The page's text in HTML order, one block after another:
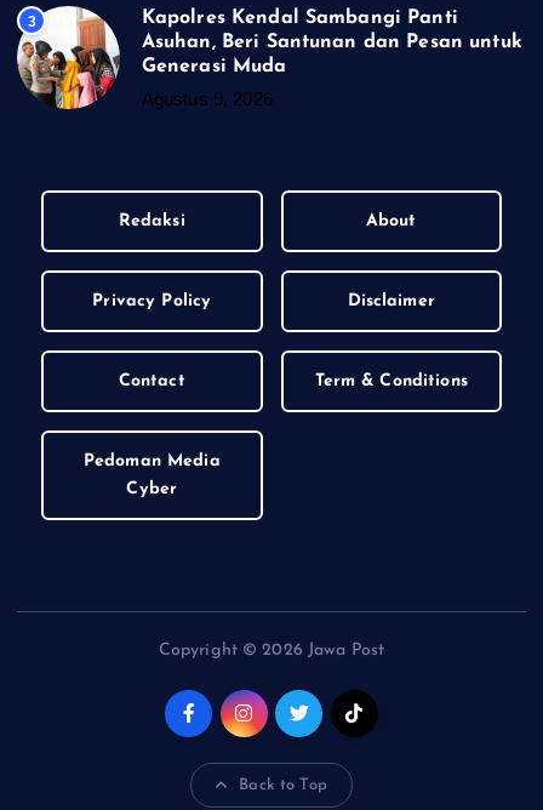
3
Kapolres Kendal Sambangi Panti
Asuhan, Beri Santunan dan Pesan untuk
Generasi Muda
Agustus 9, 2026
Redaksi About
Privacy Policy Disclaimer
Contact Term & Conditions
Pedoman Media
Cyber
Copyright © 2026 Jawa Post
Back to Top